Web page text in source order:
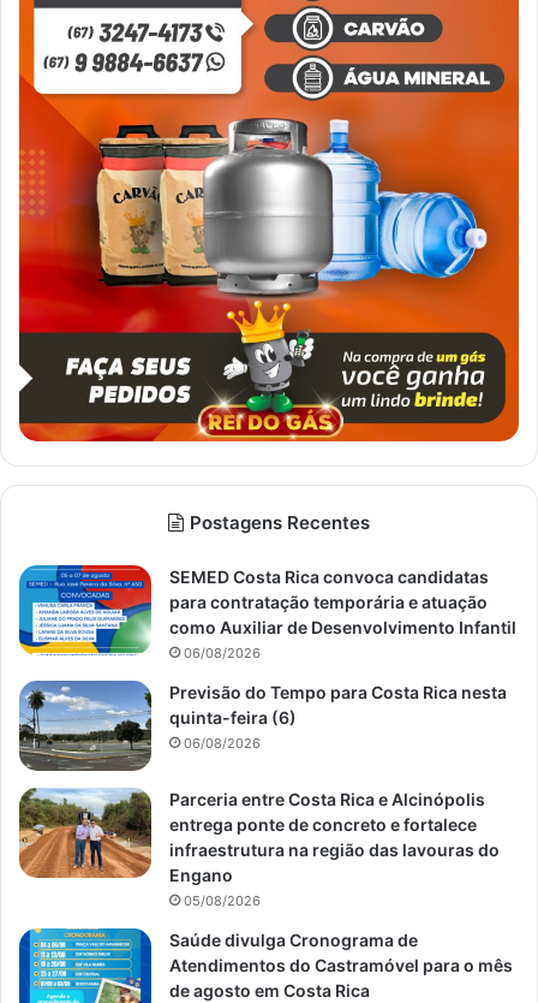
Postagens Recentes
SEMED Costa Rica convoca candidatas
para contratação temporária e atuação
como Auxiliar de Desenvolvimento Infantil
06/08/2026
Previsão do Tempo para Costa Rica nesta
quinta-feira (6)
06/08/2026
Parceria entre Costa Rica e Alcinópolis
entrega ponte de concreto e fortalece
infraestrutura na região das lavouras do
Engano
05/08/2026
Saúde divulga Cronograma de
Atendimentos do Castramóvel para o mês
de agosto em Costa Rica